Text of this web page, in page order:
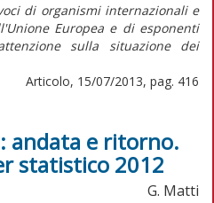
di organismi internazionali e
Europea e di esponenti
sulla situazione dei
Articolo, 15/07/2013, pag. 416
andata e ritorno.
statistico 2012
G. Matti